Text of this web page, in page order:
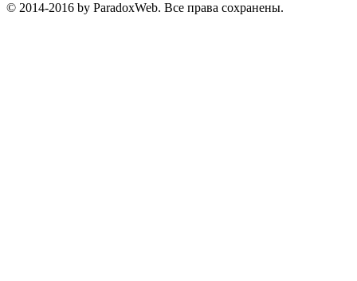
© 2014-2016 by ParadoxWeb. Все права сохранены.